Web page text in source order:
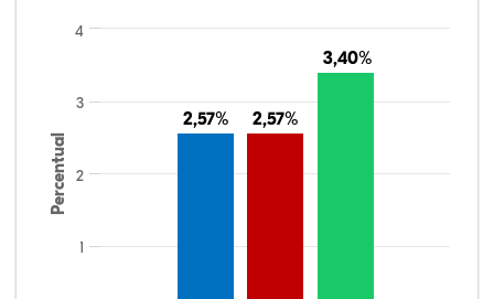
Percentual
2,57%
2,57% 2,57%
2,57%
3,40%
3,40%
1
2
3
4